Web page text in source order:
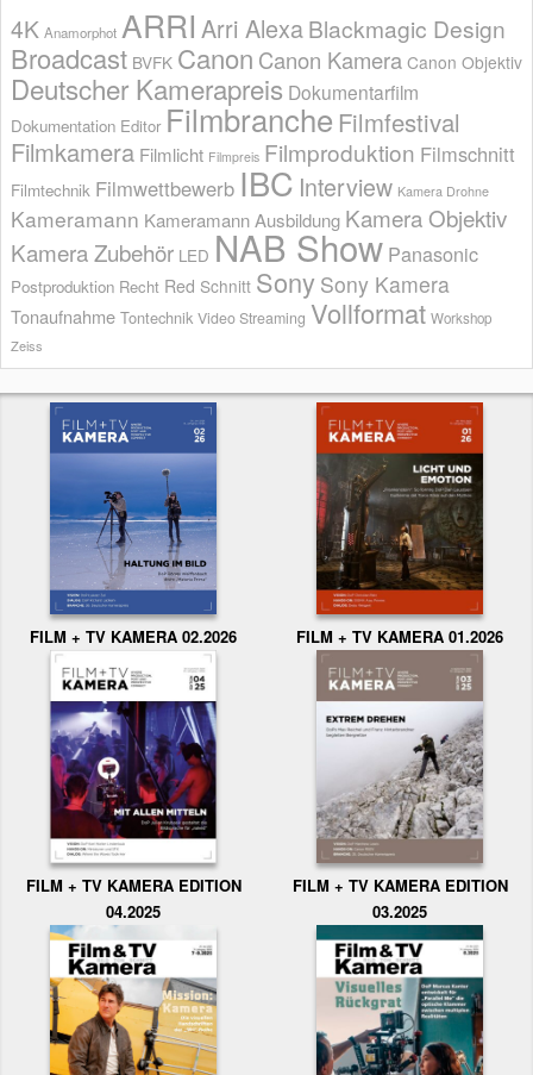
4K Anamorphot ARRI Arri AlexaBlackmagic Design
Broadcast BVFK Canon Canon Kamera Canon Objektiv
Deutscher Kamerapreis Dokumentarfilm
Dokumentation Editor Filmbranche Filmfestival
Filmkamera Filmlicht Filmpreis Filmproduktion Filmschnitt
Filmtechnik Filmwettbewerb IBC Interview Kamera Drohne
Kameramann Kameramann Ausbildung Kamera Objektiv
Kamera Zubehör LED NAB Show Panasonic
Postproduktion Recht Red Schnitt Sony Sony Kamera
Tonaufnahme Tontechnik Video Streaming Vollformat Workshop
Zeiss
FILM + TV KAMERA 02.2026 FILM + TV KAMERA 01.2026
FILM + TV KAMERA EDITION
04.2025
FILM + TV KAMERA EDITION
03.2025